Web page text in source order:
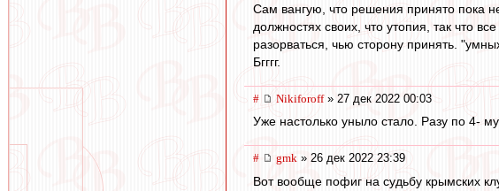
Сам вангую, что решения принято пока
должностях своих, что утопия, так что
разорваться, чью сторону принять.
Бгггг.
# Nikiforoff» 27 дек 2022 00:03
Уже настолько уныло стало. Разу по 4-
# gmk » 26 дек 2022 23:39
Вот вообще пофиг на судьбу крымских